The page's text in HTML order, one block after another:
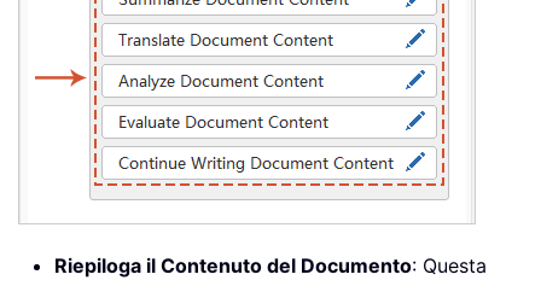
Riepiloga il Contenuto del Documento: Questa